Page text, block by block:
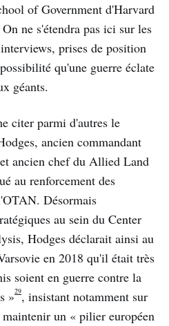
of Government d'Harvard
ne s'étendra pas ici sur les
prises de position
qu'une guerre éclate
géants.
citer parmi d'autres le
ancien commandant
ancien chef du Allied Land
au renforcement des
Désormais
au sein du Center
Hodges déclarait ainsi au
en 2018 qu'il était très
soient en guerre contre la
»29, insistant notamment sur
un « pilier européen